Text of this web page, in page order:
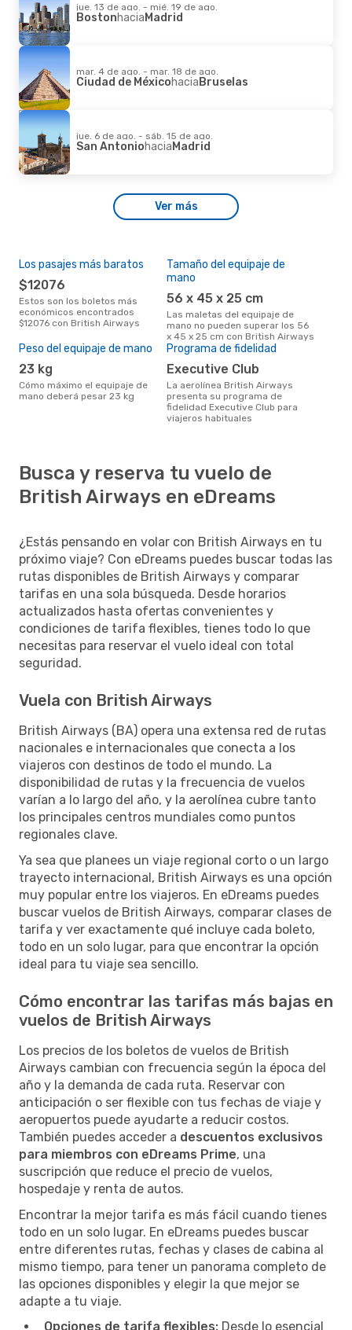
jue. 13 de ago. - mié. 19 de ago.
BostonhaciaMadrid
mar. 4 de ago. - mar. 18 de ago.
Ciudad de MéxicohaciaBruselas
jue. 6 de ago. - sáb. 15 de ago.
San AntoniohaciaMadrid
Ver más
Los pasajes más baratos
$12076
Estos son los boletos más
económicos encontrados
$12076 con British Airways
Tamaño del equipaje de
mano
56 x 45 x 25 cm
Las maletas del equipaje de
mano no pueden superar los 56
x 45 x 25 cm con British Airways
Peso del equipaje de mano
23 kg
Cómo máximo el equipaje de
mano deberá pesar 23 kg
Programa de fidelidad
Executive Club
La aerolínea British Airways
presenta su programa de
fidelidad Executive Club para
viajeros habituales
Busca y reserva tu vuelo de
British Airways en eDreams
¿Estás pensando en volar con British Airways en tu
próximo viaje? Con eDreams puedes buscar todas las
rutas disponibles de British Airways y comparar
tarifas en una sola búsqueda. Desde horarios
actualizados hasta ofertas convenientes y
condiciones de tarifa flexibles, tienes todo lo que
necesitas para reservar el vuelo ideal con total
seguridad.
Vuela con British Airways
British Airways (BA) opera una extensa red de rutas
nacionales e internacionales que conecta a los
viajeros con destinos de todo el mundo. La
disponibilidad de rutas y la frecuencia de vuelos
varían a lo largo del año, y la aerolínea cubre tanto
los principales centros mundiales como puntos
regionales clave.
Ya sea que planees un viaje regional corto o un largo
trayecto internacional, British Airways es una opción
muy popular entre los viajeros. En eDreams puedes
buscar vuelos de British Airways, comparar clases de
tarifa y ver exactamente qué incluye cada boleto,
todo en un solo lugar, para que encontrar la opción
ideal para tu viaje sea sencillo.
Cómo encontrar las tarifas más bajas en
vuelos de British Airways
Los precios de los boletos de vuelos de British
Airways cambian con frecuencia según la época del
año y la demanda de cada ruta. Reservar con
anticipación o ser flexible con tus fechas de viaje y
aeropuertos puede ayudarte a reducir costos.
También puedes acceder a descuentos exclusivos
para miembros con eDreams Prime, una
suscripción que reduce el precio de vuelos,
hospedaje y renta de autos.
Encontrar la mejor tarifa es más fácil cuando tienes
todo en un solo lugar. En eDreams puedes buscar
entre diferentes rutas, fechas y clases de cabina al
mismo tiempo, para tener un panorama completo de
las opciones disponibles y elegir la que mejor se
adapte a tu viaje.
Opciones de tarifa flexibles: Desde lo esencial